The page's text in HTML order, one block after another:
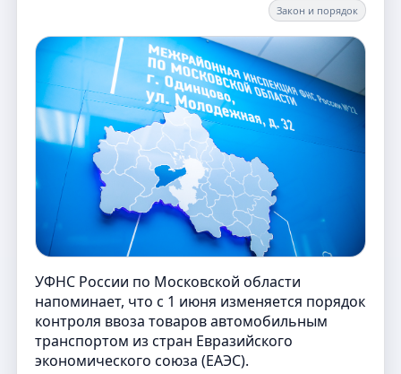
Закон и порядок
УФНС России по Московской области
напоминает, что с 1 июня изменяется порядок
контроля ввоза товаров автомобильным
транспортом из стран Евразийского
экономического союза (ЕАЭС).